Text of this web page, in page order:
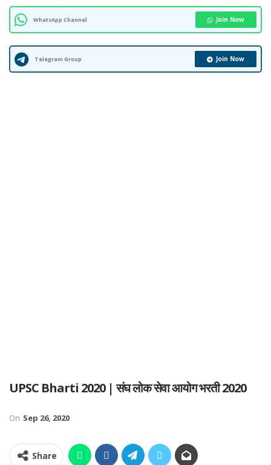
WhatsApp Channel Join Now
Telegram Group Join Now
UPSC Bharti 2020 | संघ लोक सेवा आयोग भरती 2020
On Sep 26, 2020
Share